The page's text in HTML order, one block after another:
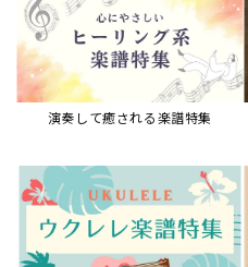
演奏して癒される楽譜特集